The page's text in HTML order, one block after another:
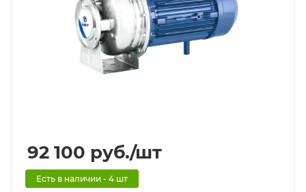
92 100 руб./шт
Есть в наличии - 4 шт